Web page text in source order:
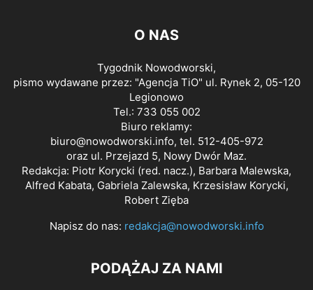
O NAS
Tygodnik Nowodworski,
pismo wydawane przez: "Agencja TiO" ul. Rynek 2, 05-120
Legionowo
Tel.: 733 055 002
Biuro reklamy:
biuro@nowodworski.info, tel. 512-405-972
oraz ul. Przejazd 5, Nowy Dwór Maz.
Redakcja: Piotr Korycki (red. nacz.), Barbara Malewska,
Alfred Kabata, Gabriela Zalewska, Krzesisław Korycki,
Robert Zięba
Napisz do nas: redakcja@nowodworski.info
PODĄŻAJ ZA NAMI